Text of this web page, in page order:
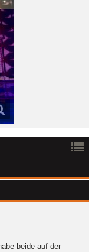
beide auf der